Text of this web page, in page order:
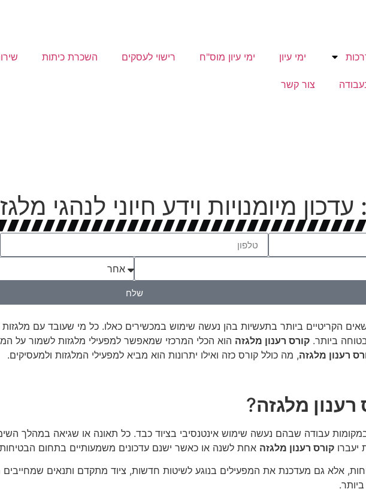
ימי עיון ימי עיון מוס"ח רישוי לעסקים השכרת כיתות
צור קשר
מיומנויות וידע חיוני לנהגי
שלח
הקריטיים ביותר בתעשיות בהן נעשה שימוש במכשירים כאלו. כל מי שעובד עם מלגזות
ביותר. קורס רענון מלגזה הוא הכלי המרכזי שמאפשר למפעילי מלגזות לשמור על
רענון מלגזה, מה כולל קורס כזה ואילו יתרונות הוא מביא למפעילי המלגזות ולמעסיקים.
רענון מלגזה?
עבודה שבהם נעשה שימוש אינטנסיבי בציוד כבד. כל תאונה או שגיאה במהלך
יעברו קורס רענון מלגזה אחת לשנה או כאשר ישנם עדכונים משמעותיים בתחום
אלא גם מעדכנת את המפעילים בנוגע לשיטות חדשות, ציוד מתקדם ותנאים שמחייבים